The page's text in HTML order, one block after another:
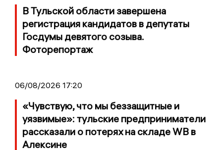
В Тульской области завершена
регистрация кандидатов в депутаты
Госдумы девятого созыва.
Фоторепортаж
06/08/2026 17:20
«Чувствую, что мы беззащитные и
уязвимые»: тульские предприниматели
рассказали о потерях на складе WB в
Алексине